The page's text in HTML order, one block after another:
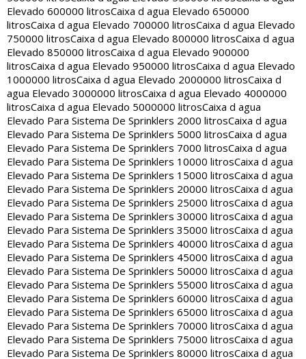
Elevado 600000 litrosCaixa d agua Elevado 650000
litrosCaixa d agua Elevado 700000 litrosCaixa d agua Elevado
750000 litrosCaixa d agua Elevado 800000 litrosCaixa d agua
Elevado 850000 litrosCaixa d agua Elevado 900000
litrosCaixa d agua Elevado 950000 litrosCaixa d agua Elevado
1000000 litrosCaixa d agua Elevado 2000000 litrosCaixa d
agua Elevado 3000000 litrosCaixa d agua Elevado 4000000
litrosCaixa d agua Elevado 5000000 litrosCaixa d agua
Elevado Para Sistema De Sprinklers 2000 litrosCaixa d agua
Elevado Para Sistema De Sprinklers 5000 litrosCaixa d agua
Elevado Para Sistema De Sprinklers 7000 litrosCaixa d agua
Elevado Para Sistema De Sprinklers 10000 litrosCaixa d agua
Elevado Para Sistema De Sprinklers 15000 litrosCaixa d agua
Elevado Para Sistema De Sprinklers 20000 litrosCaixa d agua
Elevado Para Sistema De Sprinklers 25000 litrosCaixa d agua
Elevado Para Sistema De Sprinklers 30000 litrosCaixa d agua
Elevado Para Sistema De Sprinklers 35000 litrosCaixa d agua
Elevado Para Sistema De Sprinklers 40000 litrosCaixa d agua
Elevado Para Sistema De Sprinklers 45000 litrosCaixa d agua
Elevado Para Sistema De Sprinklers 50000 litrosCaixa d agua
Elevado Para Sistema De Sprinklers 55000 litrosCaixa d agua
Elevado Para Sistema De Sprinklers 60000 litrosCaixa d agua
Elevado Para Sistema De Sprinklers 65000 litrosCaixa d agua
Elevado Para Sistema De Sprinklers 70000 litrosCaixa d agua
Elevado Para Sistema De Sprinklers 75000 litrosCaixa d agua
Elevado Para Sistema De Sprinklers 80000 litrosCaixa d agua